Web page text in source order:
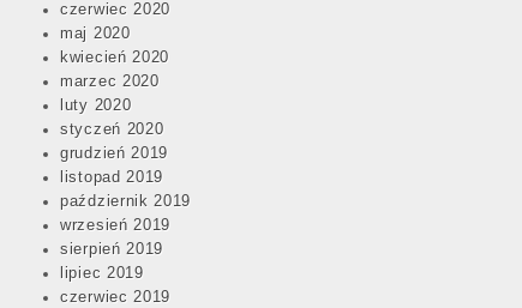
czerwiec 2020
maj 2020
kwiecień 2020
marzec 2020
luty 2020
styczeń 2020
grudzień 2019
listopad 2019
październik 2019
wrzesień 2019
sierpień 2019
lipiec 2019
czerwiec 2019